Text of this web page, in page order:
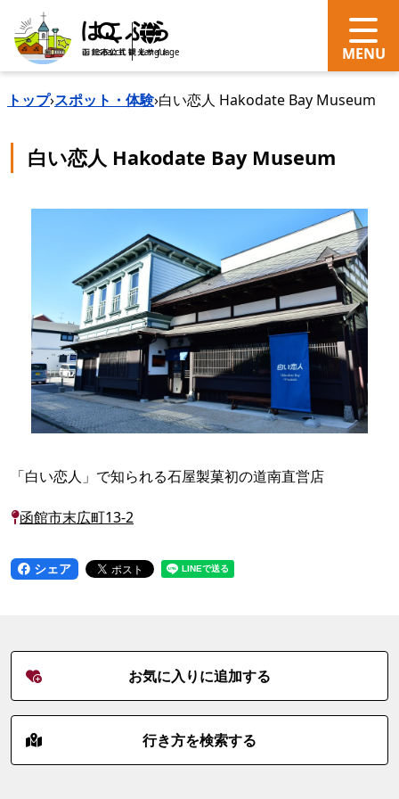
search Language
トップ›スポット・体験›白い恋人 Hakodate Bay Museum
白い恋人 Hakodate Bay Museum
「白い恋人」で知られる石屋製菓初の道南直営店
函館市末広町13-2
シェア
お気に入りに追加する
行き方を検索する